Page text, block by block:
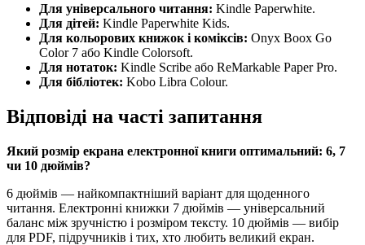
Для універсального читання: Kindle Paperwhite.
Для дітей: Kindle Paperwhite Kids.
Для кольорових книжок і коміксів: Onyx Boox Go
Color 7 або Kindle Colorsoft.
Для нотаток: Kindle Scribe або ReMarkable Paper Pro.
Для бібліотек: Kobo Libra Colour.
Відповіді на часті запитання
Який розмір екрана електронної книги оптимальний: 6, 7
чи 10 дюймів?
6 дюймів — найкомпактніший варіант для щоденного
читання. Електронні книжки 7 дюймів — універсальний
баланс між зручністю і розміром тексту. 10 дюймів — вибір
для PDF, підручників і тих, хто любить великий екран.